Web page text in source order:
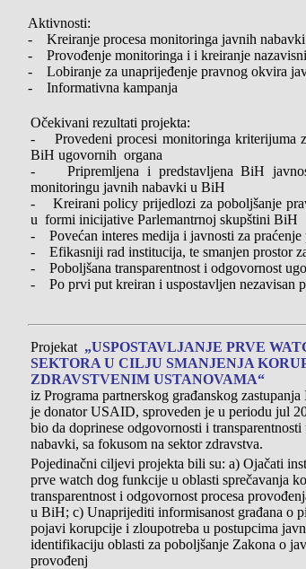
Aktivnosti:
- Kreiranje procesa monitoringa javnih
- Provođenje monitoringa i i kreiranje
- Lobiranje za unaprijeđenje pravnog okvira
- Informativna kampanja
Očekivani rezultati projekta:
- Provedeni procesi monitoringa kriterijuma
BiH ugovornih organa
- Pripremljena i predstavljena BiH
monitoringu javnih nabavki u BiH
- Kreirani policy prijedlozi za poboljšanje
u formi inicijative Parlemantrnoj skupštini BiH
- Povećan interes medija i javnosti za praćenje
- Efikasniji rad institucija, te smanjen prostor
- Poboljšana transparentnost i odgovornost
- Po prvi put kreiran i uspostavljen nezavisan
Projekat „USPOSTAVLJANJE PRVE
SEKTORA U CILJU SMANJENJA
ZDRAVSTVENIM USTANOVAMA“
iz Programa partnerskog građanskog
je donator USAID, sproveden je u periodu jul
bio da doprinese odgovornosti i
nabavki, sa fokusom na sektor zdravstva.
Pojedinačni ciljevi projekta bili su: a) Ojačati
prve watch dog funkcije u oblasti sprečavanja
transparentnost i odgovornost procesa
u BiH; c) Unaprijediti informisanost građana o
pojavi korupcije i zloupotreba u postupcima
identifikaciju oblasti za poboljšanje Zakona o
provođenj